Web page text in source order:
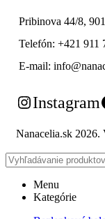
Pribinova 44/8,
Telefón: +421 911
E-mail:
Instagram
Nanacelia.sk 2026.
Menu
Kategórie